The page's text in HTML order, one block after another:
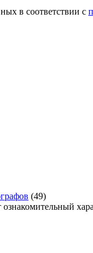
в соответствии с
(49)